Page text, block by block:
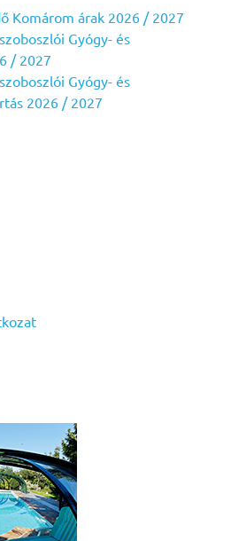
Komárom árak 2026 / 2027
Gyógy- és
/ 2027
Gyógy- és
2026 / 2027